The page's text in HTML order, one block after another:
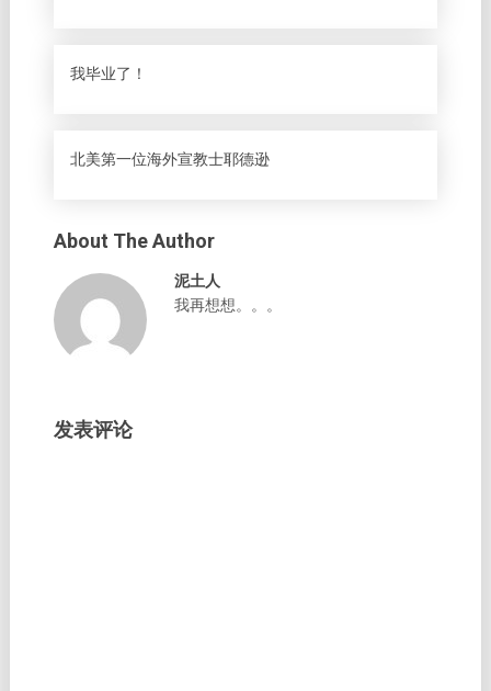
我毕业了！
北美第一位海外宣教士耶德逊
About The Author
泥土人
我再想想。。。
发表评论